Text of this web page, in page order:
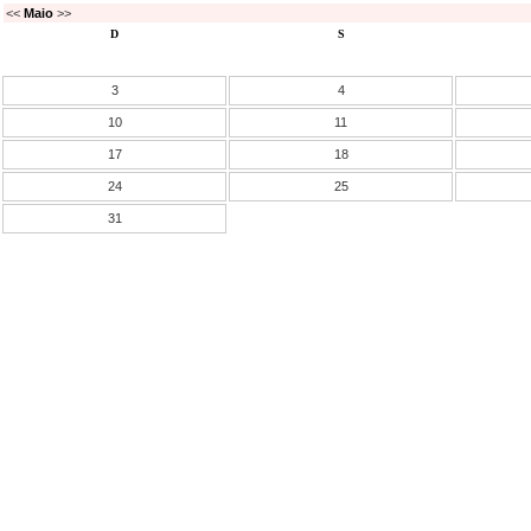
<< Maio >>
D S
3 4
10 11
17 18
24 25
31